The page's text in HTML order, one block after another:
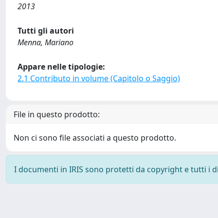
2013
Tutti gli autori
Menna, Mariano
Appare nelle tipologie:
2.1 Contributo in volume (Capitolo o Saggio)
File in questo prodotto:
Non ci sono file associati a questo prodotto.
I documenti in IRIS sono protetti da copyright e tutti i